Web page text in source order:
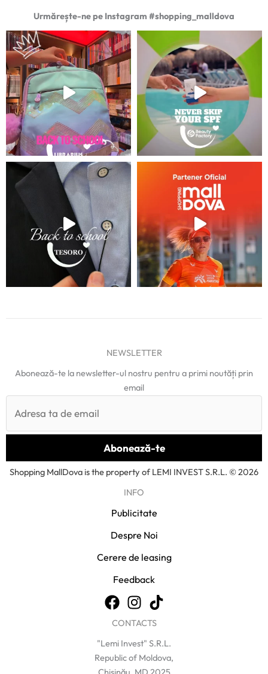
Urmărește-ne pe Instagram #shopping_malldova
NEWSLETTER
Abonează-te la newsletter-ul nostru pentru a primi noutăți prin
email
Shopping MallDova is the property of LEMI INVEST S.R.L. © 2026
INFO
Publicitate
Despre Noi
Cerere de leasing
Feedback
CONTACTS
"Lemi Invest" S.R.L.
Republic of Moldova,